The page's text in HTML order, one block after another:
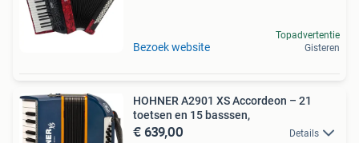
Bezoek website
Topadvertentie
Gisteren
HOHNER A2901 XS Accordeon – 21
toetsen en 15 basssen,
€ 639,00 Details